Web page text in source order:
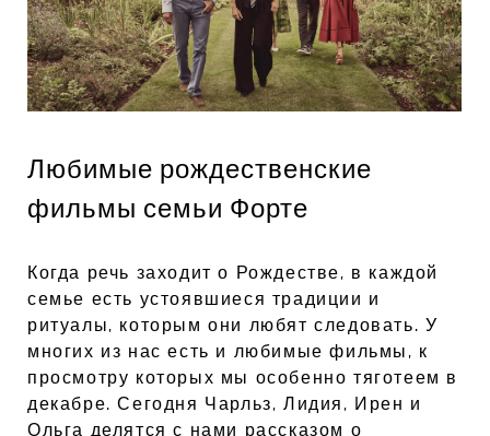
Любимые рождественские
фильмы семьи Форте
Когда речь заходит о Рождестве, в каждой
семье есть устоявшиеся традиции и
ритуалы, которым они любят следовать. У
многих из нас есть и любимые фильмы, к
просмотру которых мы особенно тяготеем в
декабре. Сегодня Чарльз, Лидия, Ирен и
Ольга делятся с нами рассказом о